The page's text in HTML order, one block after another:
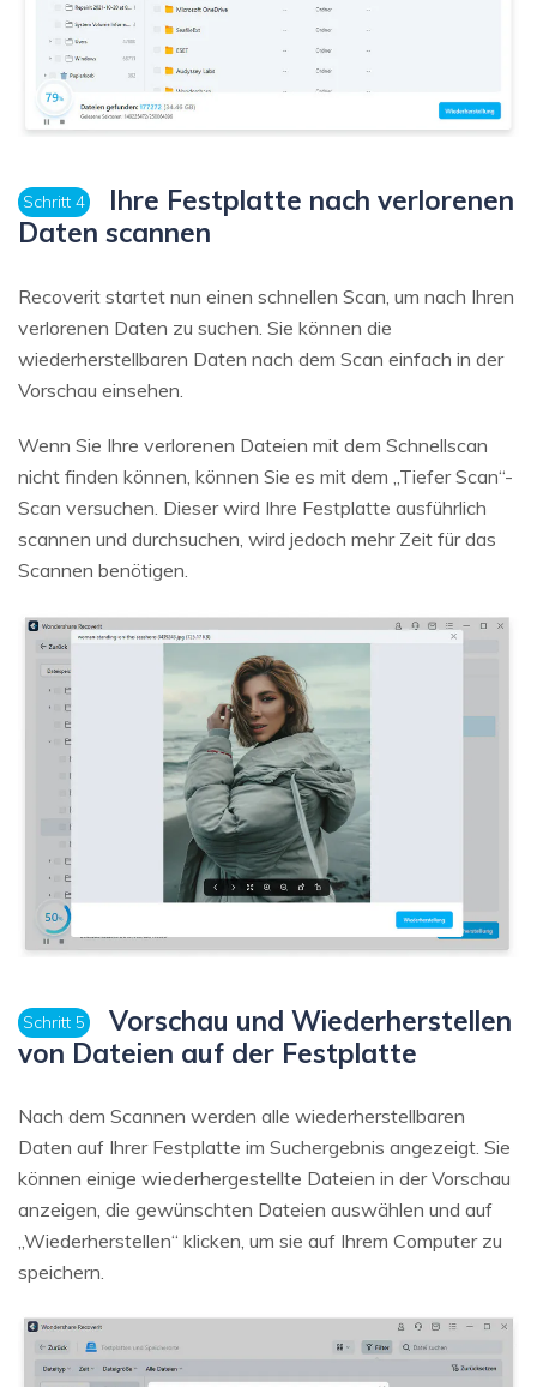
Schritt 4
Ihre Festplatte nach verlorenen
Daten scannen
Recoverit startet nun einen schnellen Scan, um nach Ihren
verlorenen Daten zu suchen. Sie können die
wiederherstellbaren Daten nach dem Scan einfach in der
Vorschau einsehen.
Wenn Sie Ihre verlorenen Dateien mit dem Schnellscan
nicht finden können, können Sie es mit dem „Tiefer Scan“-
Scan versuchen. Dieser wird Ihre Festplatte ausführlich
scannen und durchsuchen, wird jedoch mehr Zeit für das
Scannen benötigen.
Schritt 5
Vorschau und Wiederherstellen
von Dateien auf der Festplatte
Nach dem Scannen werden alle wiederherstellbaren
Daten auf Ihrer Festplatte im Suchergebnis angezeigt. Sie
können einige wiederhergestellte Dateien in der Vorschau
anzeigen, die gewünschten Dateien auswählen und auf
„Wiederherstellen“ klicken, um sie auf Ihrem Computer zu
speichern.